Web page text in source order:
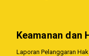
Keamanan dan
Laporan Pelanggaran